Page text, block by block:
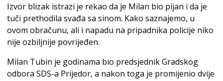
Izvor blizak istrazi je rekao da je Milan bio pijan i da je
tuči prethodila svađa sa sinom. Kako saznajemo, u
ovom obračunu, ali i napadu na pripadnika policije niko
nije ozbiljnije povrijeđen.
Milan Tubin je godinama bio predsjednik Gradskog
odbora SDS-a Prijedor, a nakon toga je promijenio dvije